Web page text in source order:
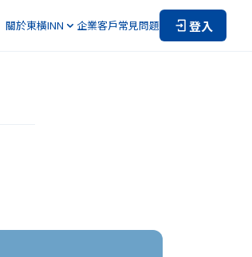
關於東橫INN 企業客戶常見問題 登入